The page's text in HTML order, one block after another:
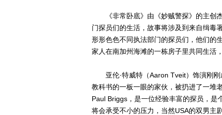
《非常卧底》由《妙贼警探》的主创杰
门探员们的生活，故事将涉及到来自缉毒
形形色色不同执法部门的探员们，他们的
家人在南加州海滩的一栋房子里共同生活
亚伦·特威特（Aaron Tveit）饰演刚刚
教科书的一板一眼的家伙，被扔进了一堆
Paul Briggs，是一位经验丰富的探员，
将会承受不小的压力，当然USA的双男主